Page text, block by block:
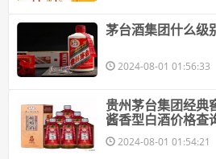
茅台酒集团什么级
2024-08-01 01:56:33
贵州茅台集团经典
酱香型白酒价格查
2024-08-01 01:54:21